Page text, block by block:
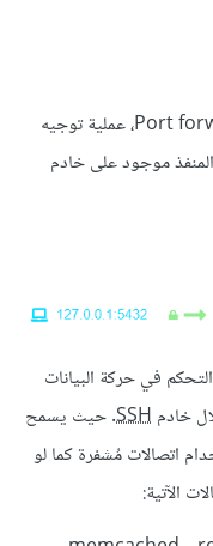
نقصد بمصطلح إعادة توجيه المنفذ Port forwarding، عملية توجيه
موجود على خادم
في حركة البيانات
خادم SSH. حيث يسمح
اتصالات مُشفرة كما لو
الآتية: